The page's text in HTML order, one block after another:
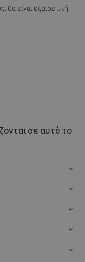
θα είναι εξαιρετική
σε αυτό το